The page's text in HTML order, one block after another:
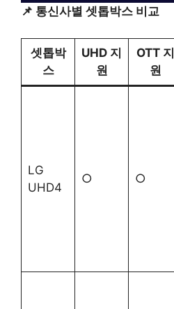
📌 통신사별 셋톱박스 비교
셋톱박
스
UHD 지
원
OTT 지
원
LG
UHD4
○ ○